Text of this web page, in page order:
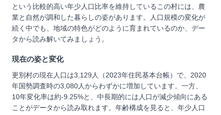
という比較的高い年少人口比率を維持しているこの村には、農
業と自然が調和した暮らしの姿があります。人口規模の変化が
続く中でも、地域の特色がどのように育まれているのか、デー
タから読み解いてみましょう。
現在の姿と変化
更別村の現在人口は3,129人（2023年住民基本台帳）で、2020
年国勢調査時の3,080人からわずかに増加しています。一方、
10年変化率は約-9.25%と、中長期的には人口が減少傾向にある
ことがデータから読み取れます。年齢構成を見ると、年少人口